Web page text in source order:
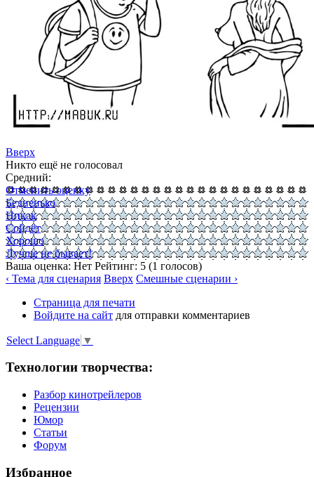
Вверх
Никто ещё не голосовал
Средний:
Отменить оценку
Бедненько
Никак
Сойдёт
Хорошо
Лучше не бывает!
Ваша оценка: Нет Рейтинг: 5 (1 голосов)
‹ Тема для сценария Вверх Смешные сценарии ›
Страница для печати
Войдите на сайт для отправки комментариев
Select Language ▼
Технологии творчества:
Разбор кинотрейлеров
Рецензии
Юмор
Статьи
Форум
Избранное